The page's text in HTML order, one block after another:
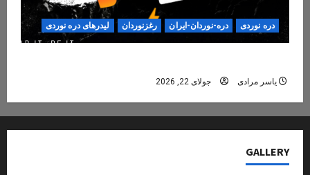
دره نوردی دره-نوردان-ایران رغزنوردان لیدرهای دره نوردی
یاسر مرادی جولای 22, 2026
GALLERY